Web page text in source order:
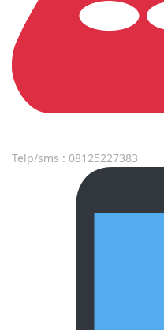
Telp/sms : 08125227383